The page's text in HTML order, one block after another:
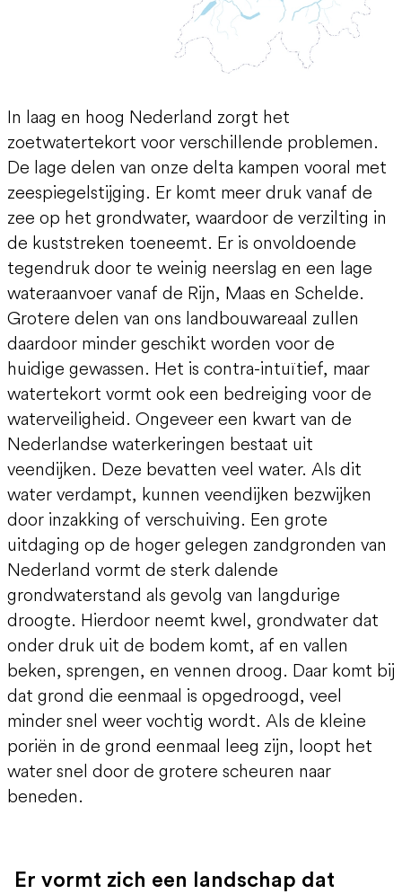
In laag en hoog Nederland zorgt het
zoetwatertekort voor verschillende problemen.
De lage delen van onze delta kampen vooral met
zeespiegelstijging. Er komt meer druk vanaf de
zee op het grondwater, waardoor de verzilting in
de kuststreken toeneemt. Er is onvoldoende
tegendruk door te weinig neerslag en een lage
wateraanvoer vanaf de Rijn, Maas en Schelde.
Grotere delen van ons landbouwareaal zullen
daardoor minder geschikt worden voor de
huidige gewassen. Het is contra-intuïtief, maar
watertekort vormt ook een bedreiging voor de
waterveiligheid. Ongeveer een kwart van de
Nederlandse waterkeringen bestaat uit
veendijken. Deze bevatten veel water. Als dit
water verdampt, kunnen veendijken bezwijken
door inzakking of verschuiving. Een grote
uitdaging op de hoger gelegen zandgronden van
Nederland vormt de sterk dalende
grondwaterstand als gevolg van langdurige
droogte. Hierdoor neemt kwel, grondwater dat
onder druk uit de bodem komt, af en vallen
beken, sprengen, en vennen droog. Daar komt bij
dat grond die eenmaal is opgedroogd, veel
minder snel weer vochtig wordt. Als de kleine
poriën in de grond eenmaal leeg zijn, loopt het
water snel door de grotere scheuren naar
beneden.
Er vormt zich een landschap dat